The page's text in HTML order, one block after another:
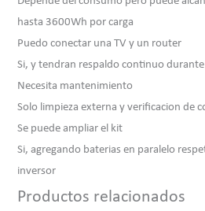
hasta 3600Wh por carga
Puedo conectar una TV y un router
Si, y tendran respaldo continuo
Necesita mantenimiento
Solo limpieza externa y verificacion de
Se puede ampliar el kit
Si, agregando baterias en paralelo
inversor
Productos relacionados